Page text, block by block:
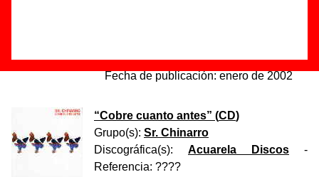
Referencia:BCD018
Fecha de publicación: enero de 2002
“Cobre cuanto antes” (CD)
Grupo(s): Sr. Chinarro
Discográfica(s): Acuarela Discos -
Referencia: ????